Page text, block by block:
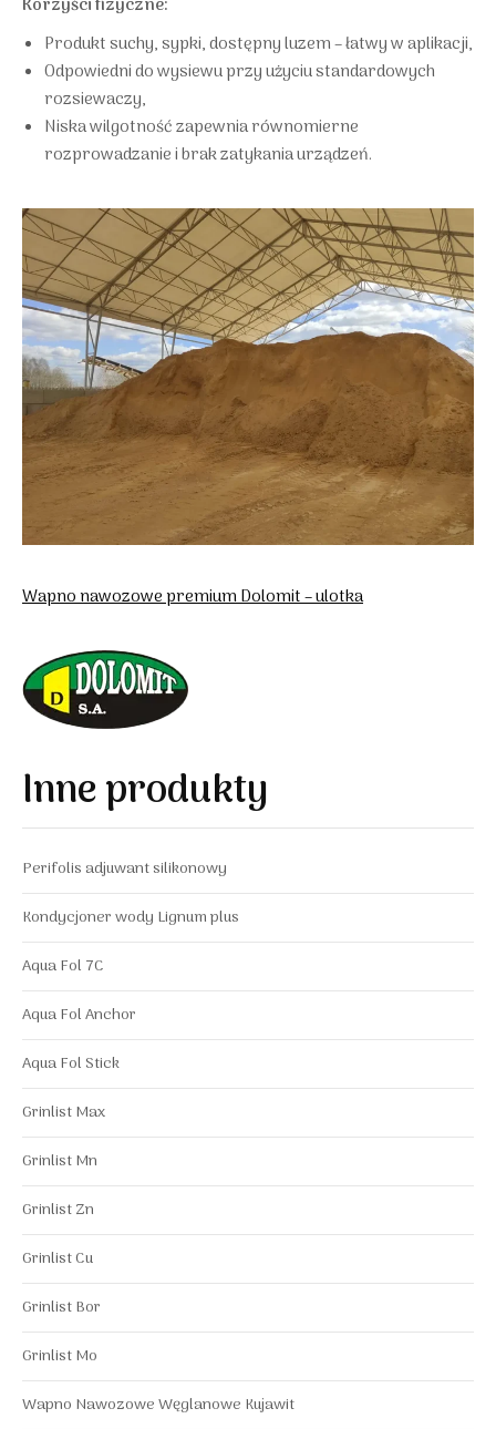
Produkt suchy, sypki, dostępny luzem – łatwy w aplikacji,
Odpowiedni do wysiewu przy użyciu standardowych
rozsiewaczy,
Niska wilgotność zapewnia równomierne
rozprowadzanie i brak zatykania urządzeń.
Wapno nawozowe premium Dolomit – ulotka
Inne produkty
Perifolis adjuwant silikonowy
Kondycjoner wody Lignum plus
Aqua Fol 7C
Aqua Fol Anchor
Aqua Fol Stick
Grinlist Max
Grinlist Mn
Grinlist Zn
Grinlist Cu
Grinlist Bor
Grinlist Mo
Wapno Nawozowe Węglanowe Kujawit